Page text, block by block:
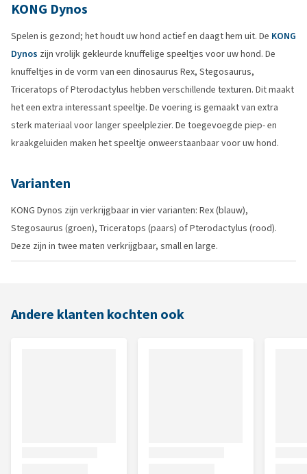
KONG Dynos
Spelen is gezond; het houdt uw hond actief en daagt hem uit. De KONG
Dynos zijn vrolijk gekleurde knuffelige speeltjes voor uw hond. De
knuffeltjes in de vorm van een dinosaurus Rex, Stegosaurus,
Triceratops of Pterodactylus hebben verschillende texturen. Dit maakt
het een extra interessant speeltje. De voering is gemaakt van extra
sterk materiaal voor langer speelplezier. De toegevoegde piep- en
kraakgeluiden maken het speeltje onweerstaanbaar voor uw hond.
Varianten
KONG Dynos zijn verkrijgbaar in vier varianten: Rex (blauw),
Stegosaurus (groen), Triceratops (paars) of Pterodactylus (rood).
Deze zijn in twee maten verkrijgbaar, small en large.
Andere klanten kochten ook